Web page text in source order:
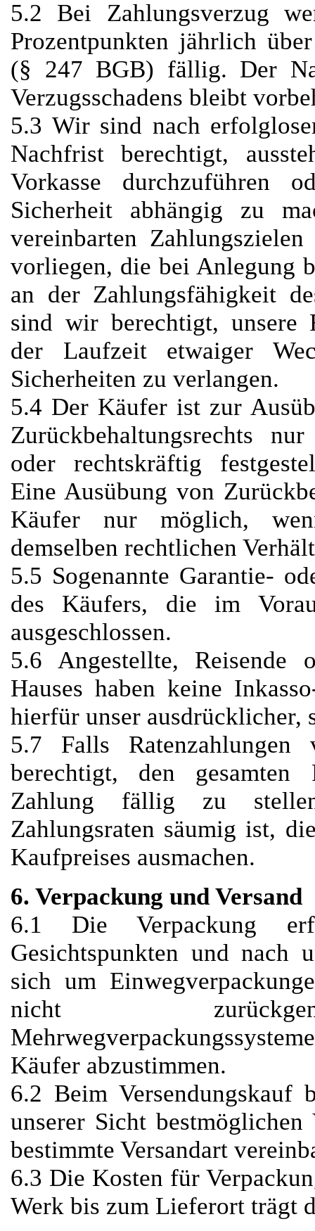
5.2 Bei Zahlungsverzug
Prozentpunkten jährlich
(§ 247 BGB) fällig. Der
Verzugsschadens bleibt
5.3 Wir sind nach
Nachfrist berechtigt,
Vorkasse durchzuführen
Sicherheit abhängig zu
vereinbarten
vorliegen, die bei Anlegung
an der Zahlungsfähigkeit
sind wir berechtigt, unsere
der Laufzeit etwaiger
Sicherheiten zu verlangen.
5.4 Der Käufer ist zur
Zurückbehaltungsrechts
oder rechtskräftig
Eine Ausübung von
Käufer nur möglich,
demselben rechtlichen
5.5 Sogenannte Garantie-
des Käufers, die im
ausgeschlossen.
5.6 Angestellte, Reisende
Hauses haben keine
hierfür unser
5.7 Falls
berechtigt, den gesamten
Zahlung fällig zu
Zahlungsraten säumig ist,
Kaufpreises ausmachen.
6. Verpackung und Versand
6.1 Die Verpackung
Gesichtspunkten und nach
sich um
nicht
Käufer abzustimmen.
6.2 Beim Versendungskauf
unserer Sicht
bestimmte Versandart
6.3 Die Kosten für
Werk bis zum Lieferort trägt